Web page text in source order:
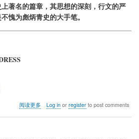
著名的篇章，其思想的深刻，行文的严
愧为彪炳青史的大手笔。
阅读更多 Log inor registerto post comments